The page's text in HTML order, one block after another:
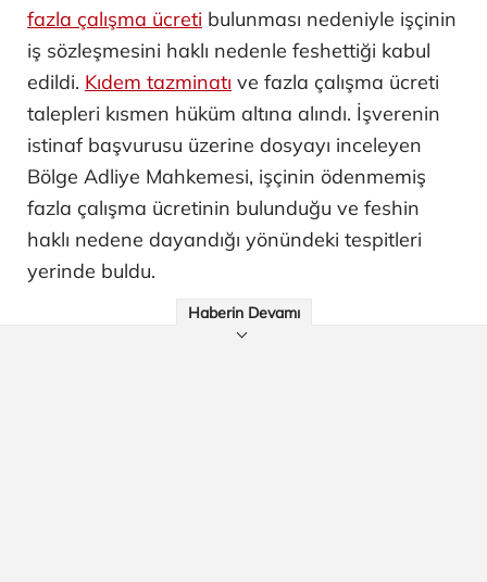
fazla çalışma ücreti bulunması nedeniyle işçinin
iş sözleşmesini haklı nedenle feshettiği kabul
edildi. Kıdem tazminatı ve fazla çalışma ücreti
talepleri kısmen hüküm altına alındı. İşverenin
istinaf başvurusu üzerine dosyayı inceleyen
Bölge Adliye Mahkemesi, işçinin ödenmemiş
fazla çalışma ücretinin bulunduğu ve feshin
haklı nedene dayandığı yönündeki tespitleri
yerinde buldu.
Haberin Devamı